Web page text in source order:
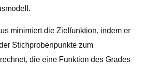
minimiert die Zielfunktion, indem er
Stichprobenpunkte zum
die eine Funktion des Grades